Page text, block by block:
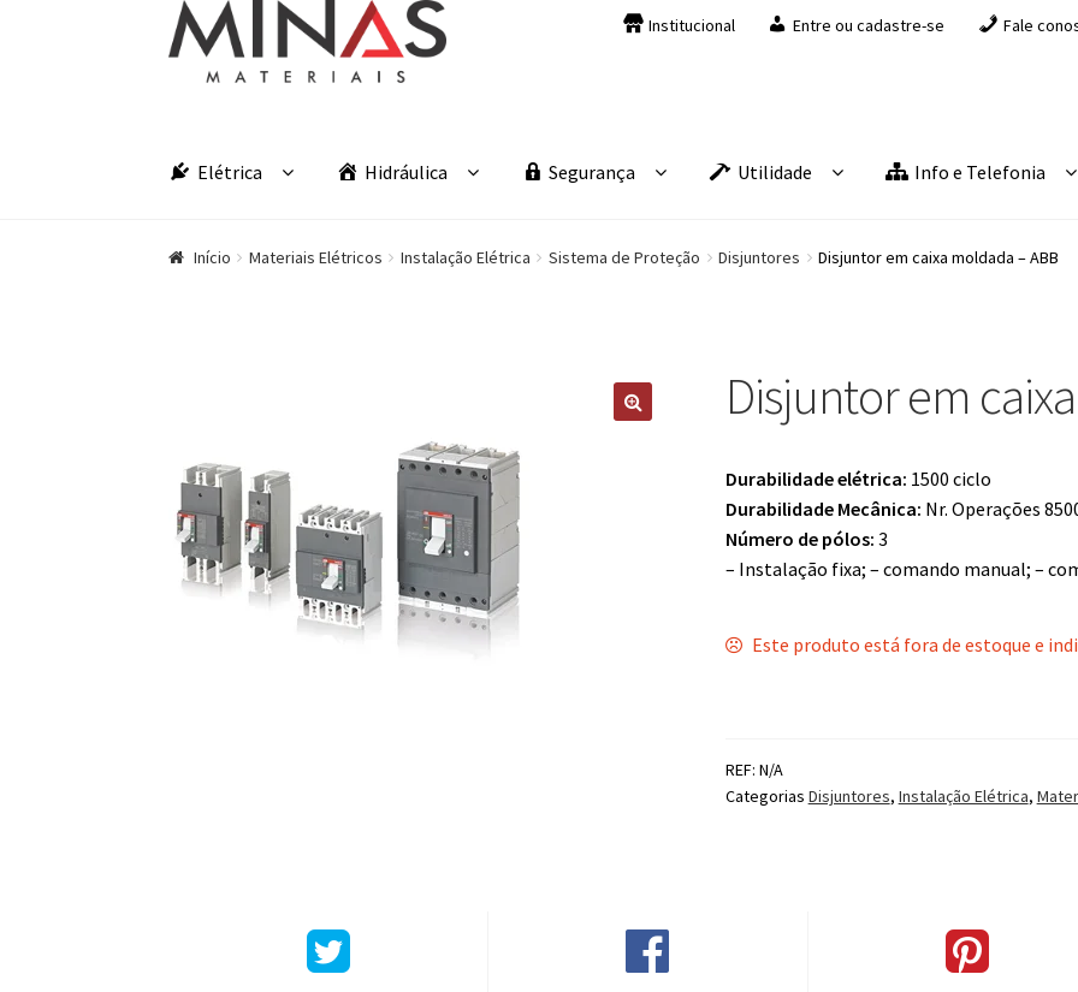
Pular para navegação
Pular para o conteúdo Institucional Entre ou cadastre-se Fale
Elétrica Hidráulica Segurança Utilidade Info e Telefonia
Início Materiais Elétricos Instalação Elétrica Sistema de Proteção Disjuntores Disjuntor em caixa moldada – ABB
Disjuntor em
Durabilidade elétrica: 1500 ciclo
Durabilidade Mecânica: Nr. Operações
Número de pólos: 3
– Instalação fixa; – comando manual; –
Este produto está fora de estoque e
REF: N/A
Categorias Disjuntores, Instalação Elétrica,